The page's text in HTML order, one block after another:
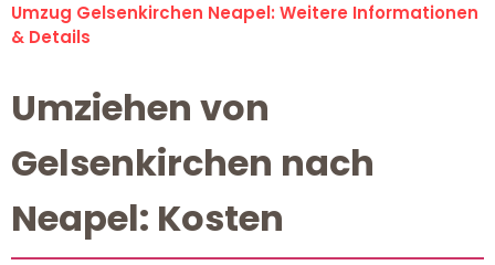
Umzug Gelsenkirchen Neapel: Weitere Informationen
& Details
Umziehen von
Gelsenkirchen nach
Neapel: Kosten